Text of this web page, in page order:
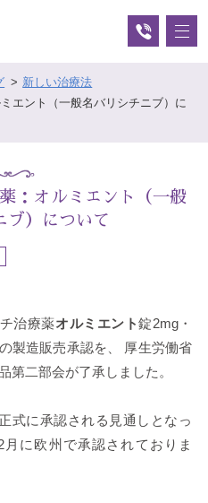
新しい治療法
エント（一般名バリシチニブ）に
：オルミエント（一般
ブ）について
治療薬オルミエント錠2mg・
製造販売承認を、 厚生労働省
第二部会が了承しました。
式に承認される見通しとなっ
に欧州で承認されておりま